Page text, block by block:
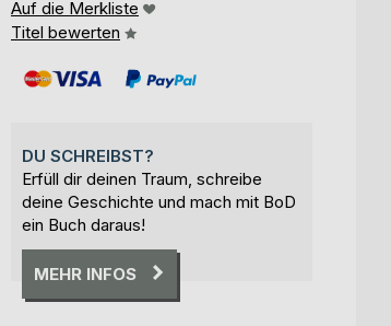
Auf die Merkliste
Titel bewerten
DU SCHREIBST?
Erfüll dir deinen Traum, schreibe
deine Geschichte und mach mit BoD
ein Buch daraus!
MEHR INFOS